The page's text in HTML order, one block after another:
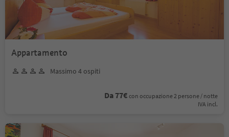
Appartamento
Massimo 4 ospiti
Da 77€ con occupazione 2 persone / notte
IVA incl.